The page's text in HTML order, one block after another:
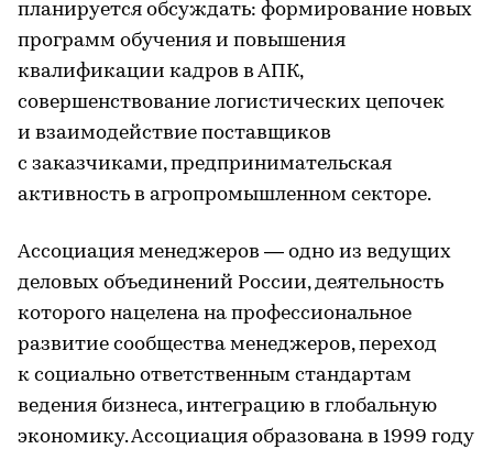
планируется обсуждать: формирование новых
программ обучения и повышения
квалификации кадров в АПК,
совершенствование логистических цепочек
и взаимодействие поставщиков
с заказчиками, предпринимательская
активность в агропромышленном секторе.
Ассоциация менеджеров — одно из ведущих
деловых объединений России, деятельность
которого нацелена на профессиональное
развитие сообщества менеджеров, переход
к социально ответственным стандартам
ведения бизнеса, интеграцию в глобальную
экономику. Ассоциация образована в 1999 году